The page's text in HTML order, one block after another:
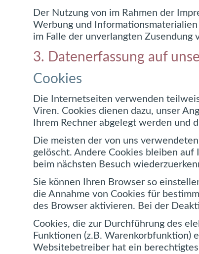
Der Nutzung von im Rahmen der
Werbung und
im Falle der unverlangten
3. Datenerfassung auf
Cookies
Die Internetseiten verwenden
Viren. Cookies dienen dazu, unser
Ihrem Rechner abgelegt werden und
Die meisten der von uns
gelöscht. Andere Cookies bleiben auf
beim nächsten Besuch
Sie können Ihren Browser so
die Annahme von Cookies für
des Browser aktivieren. Bei der
Cookies, die zur Durchführung des
Funktionen (z.B. Warenkorbfunktion)
Websitebetreiber hat ein